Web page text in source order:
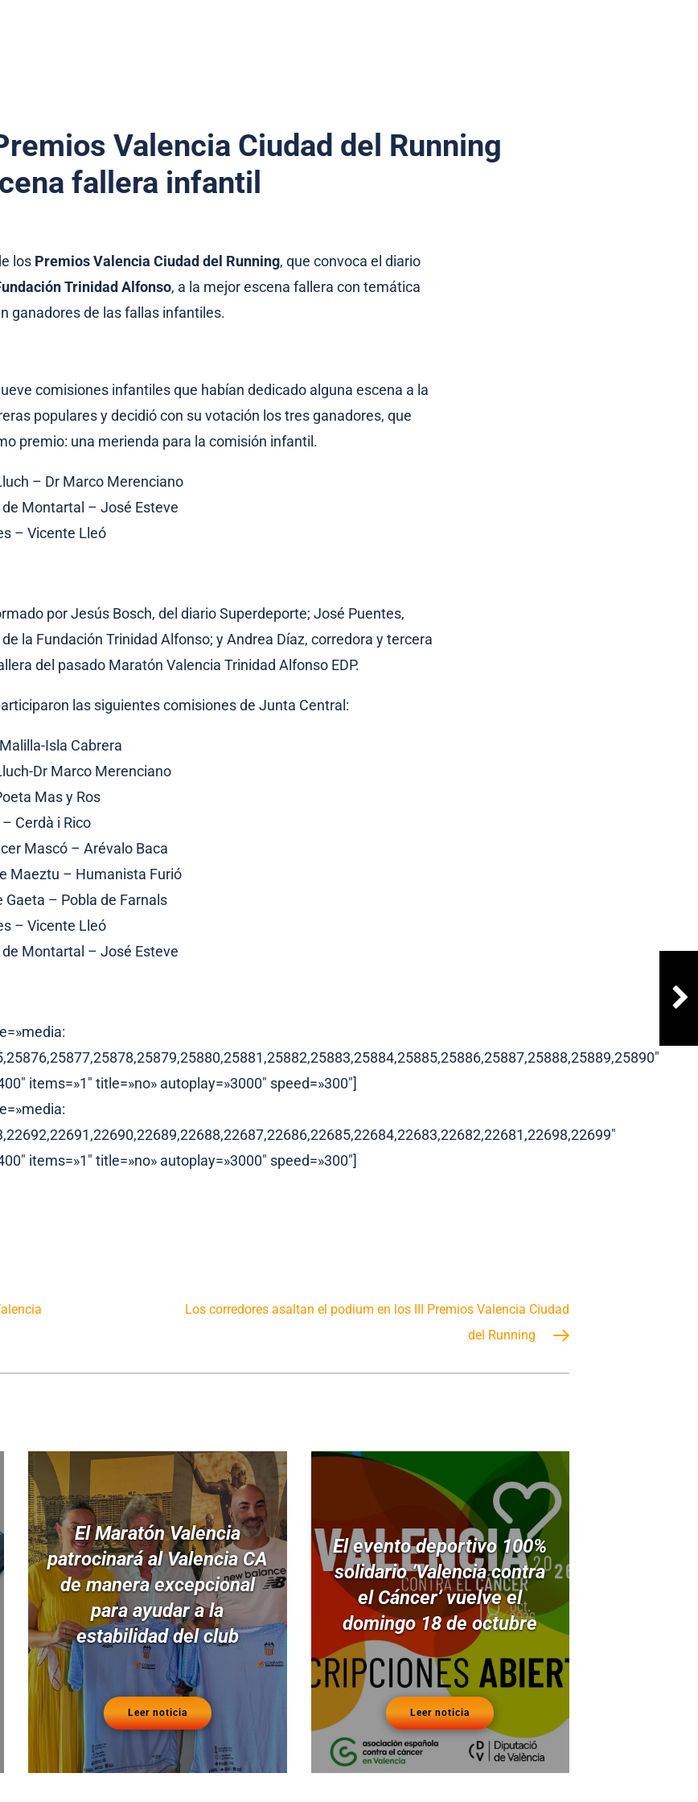
Valencia Ciudad del Running
fallera infantil
los Premios Valencia Ciudad del Running, que convoca el diario
Trinidad Alfonso, a la mejor escena fallera con temática
ganadores de las fallas infantiles.
comisiones infantiles que habían dedicado alguna escena a la
populares y decidió con su votación los tres ganadores, que
premio: una merienda para la comisión infantil.
– Dr Marco Merenciano
Montartal – José Esteve
– Vicente Lleó
por Jesús Bosch, del diario Superdeporte; José Puentes,
la Fundación Trinidad Alfonso; y Andrea Díaz, corredora y tercera
del pasado Maratón Valencia Trinidad Alfonso EDP.
las siguientes comisiones de Junta Central:
Isla Cabrera
Dr Marco Merenciano
Mas y Ros
Cerdà i Rico
Mascó – Arévalo Baca
Maeztu – Humanista Furió
Gaeta – Pobla de Farnals
– Vicente Lleó
Montartal – José Esteve
items=»1″ title=»no» autoplay=»3000″ speed=»300″]
items=»1″ title=»no» autoplay=»3000″ speed=»300″]
Los corredores asaltan el podium en los III Premios Valencia Ciudad
del Running
El Maratón Valencia
patrocinará al Valencia CA
de manera excepcional
para ayudar a la
estabilidad del club
Leer noticia
El evento deportivo 100%
solidario ‘Valencia contra
el Cáncer’ vuelve el
domingo 18 de octubre
Leer noticia